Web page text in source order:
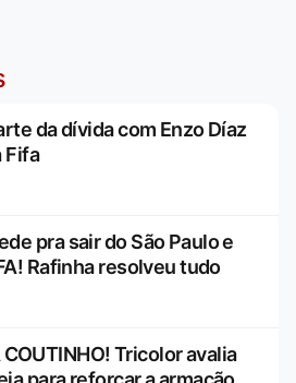
da dívida com Enzo Díaz
Fifa
pra sair do São Paulo e
Rafinha resolveu tudo
COUTINHO! Tricolor avalia